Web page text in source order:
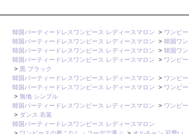
韓国パーティードレスワンピース レディースマロン > ワンピー
韓国パーティードレスワンピース レディースマロン
> 韓国ワ
韓国パーティードレスワンピース レディースマロン
> 韓国ワ
韓国パーティードレスワンピース レディースマロン
> ワンピ
> 黒 ブラック
韓国パーティードレスワンピース レディースマロン
> ワンピ
韓国パーティードレスワンピース レディースマロン
> ワンピ
> 無地 シンプル
韓国パーティードレスワンピース レディースマロン
> ワンピ
> ダンス 衣装
韓国パーティードレスワンピース レディースマロン